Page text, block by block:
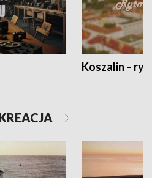
Koszalin –